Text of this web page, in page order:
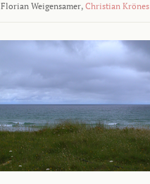
Florian Weigensamer, Christian Krönes